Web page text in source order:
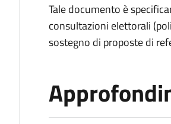
Tale documento è
consultazioni elettorali
sostegno di proposte di